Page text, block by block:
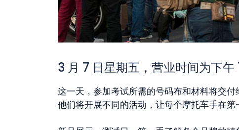
3 月 7 日星期五，营业时间为下午
这一天，参加考试所需的号码布和材料将交
他们将开展不同的活动，让每个摩托车手在第